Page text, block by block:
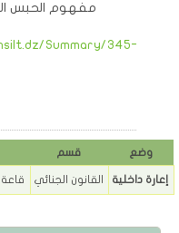
مفهوم الحبس
Summary/345-
قسم وضع
قاعة القانون الجنائي إعارة داخلية